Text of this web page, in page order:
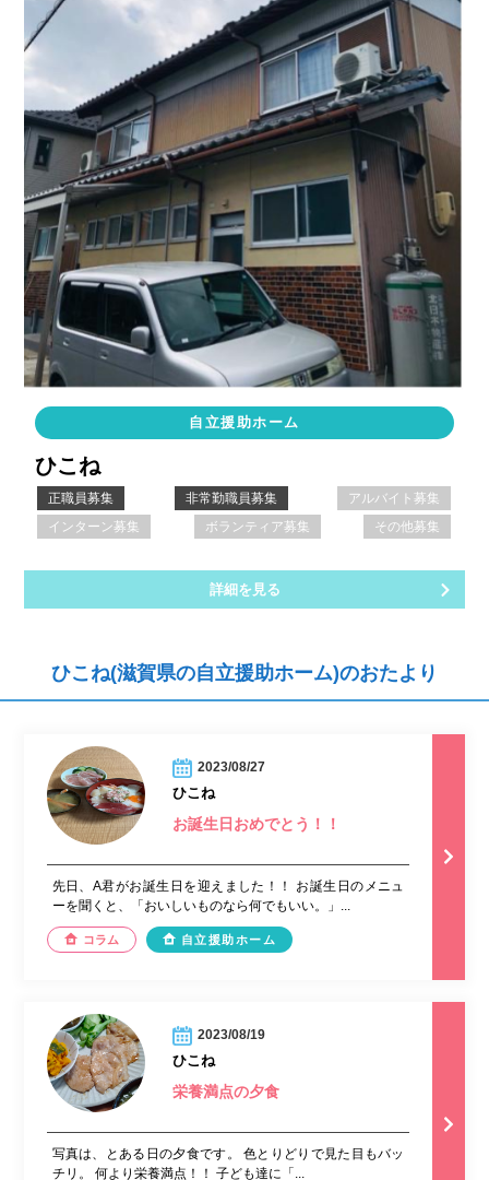
自立援助ホーム
ひこね
正職員募集 非常勤職員募集
アルバイト募集
インターン募集
ボランティア募集 その他募集
詳細を見る
ひこね(滋賀県の自立援助ホーム)のおたより
2023/08/27
ひこね
お誕生日おめでとう！！
先日、A君がお誕生日を迎えました！！ お誕生日のメニュ
ーを聞くと、「おいしいものなら何でもいい。」...
コラム 自立援助ホーム
2023/08/19
ひこね
栄養満点の夕食
写真は、とある日の夕食です。 色とりどりで見た目もバッ
チリ。 何より栄養満点！！ 子ども達に「...